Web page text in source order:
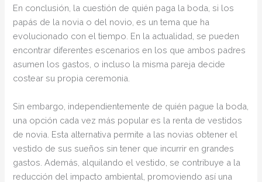
En conclusión, la cuestión de quién paga la boda, si los
papás de la novia o del novio, es un tema que ha
evolucionado con el tiempo. En la actualidad, se pueden
encontrar diferentes escenarios en los que ambos padres
asumen los gastos, o incluso la misma pareja decide
costear su propia ceremonia.
Sin embargo, independientemente de quién pague la boda,
una opción cada vez más popular es la renta de vestidos
de novia. Esta alternativa permite a las novias obtener el
vestido de sus sueños sin tener que incurrir en grandes
gastos. Además, alquilando el vestido, se contribuye a la
reducción del impacto ambiental, promoviendo así una